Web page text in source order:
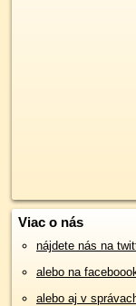
Viac o nás
nájdete nás na
alebo na
alebo aj v